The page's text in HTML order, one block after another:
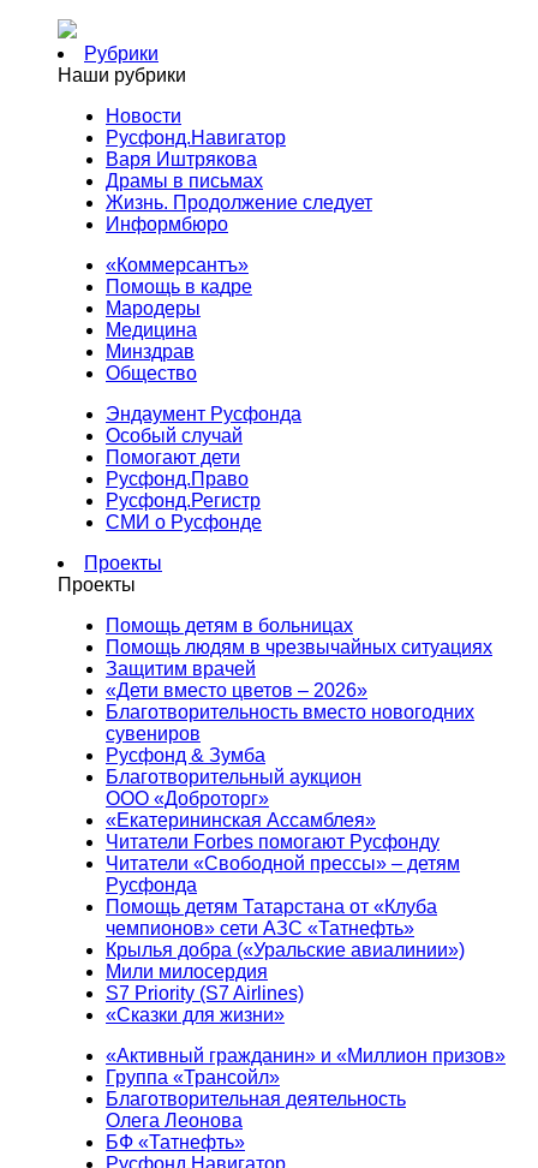
Рубрики
Наши рубрики
Новости
Русфонд.Навигатор
Варя Иштрякова
Драмы в письмах
Жизнь. Продолжение следует
Информбюро
«Коммерсантъ»
Помощь в кадре
Мародеры
Медицина
Минздрав
Общество
Эндаумент Русфонда
Особый случай
Помогают дети
Русфонд.Право
Русфонд.Регистр
СМИ о Русфонде
Проекты
Проекты
Помощь детям в больницах
Помощь людям в чрезвычайных ситуациях
Защитим врачей
«Дети вместо цветов – 2026»
Благотворительность вместо новогодних
сувениров
Русфонд & Зумба
Благотворительный аукцион
ООО «Доброторг»
«Екатерининская Ассамблея»
Читатели Forbes помогают Русфонду
Читатели «Свободной прессы» – детям
Русфонда
Помощь детям Татарстана от «Клуба
чемпионов» сети АЗС «Татнефть»
Крылья добра («Уральские авиалинии»)
Мили милосердия
S7 Priority (S7 Airlines)
«Сказки для жизни»
«Активный гражданин» и «Миллион призов»
Группа «Трансойл»
Благотворительная деятельность
Олега Леонова
БФ «Татнефть»
Русфонд.Навигатор